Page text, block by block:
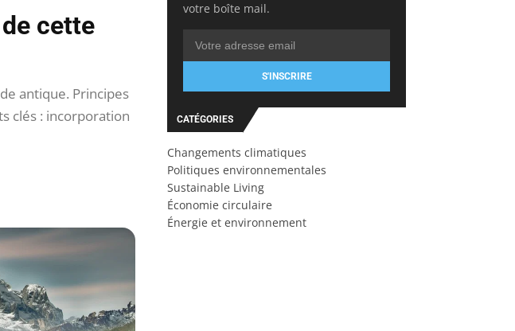
cette
antique. Principes
clés : incorporation
votre boîte mail.
S'INSCRIRE
CATÉGORIES
Changements climatiques
Politiques environnementales
Sustainable Living
Économie circulaire
Énergie et environnement